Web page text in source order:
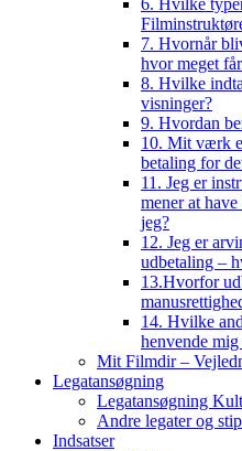
6. Hvilke
7. Hvornår
hvor meget
8. Hvilke
visninger?
9. Hvordan
10. Mit værk
betaling for
11. Jeg er
mener at
jeg?
12. Jeg er
udbetaling –
13.Hvorfor
14. Hvilke
henvende
Mit Filmdir –
Legatansøgning
Legatansøgning
Andre legater og
Indsatser